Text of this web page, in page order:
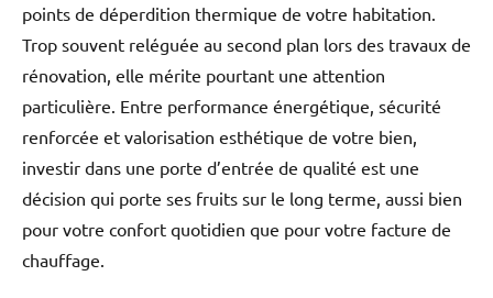
points de déperdition thermique de votre habitation.
Trop souvent reléguée au second plan lors des travaux de
rénovation, elle mérite pourtant une attention
particulière. Entre performance énergétique, sécurité
renforcée et valorisation esthétique de votre bien,
investir dans une porte d’entrée de qualité est une
décision qui porte ses fruits sur le long terme, aussi bien
pour votre confort quotidien que pour votre facture de
chauffage.